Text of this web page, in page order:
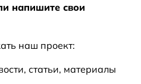
напишите свои
наш проект:
статьи, материалы